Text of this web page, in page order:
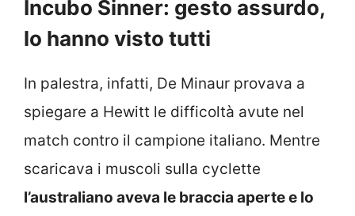
Incubo Sinner: gesto assurdo,
lo hanno visto tutti
In palestra, infatti, De Minaur provava a
spiegare a Hewitt le difficoltà avute nel
match contro il campione italiano. Mentre
scaricava i muscoli sulla cyclette
l’australiano aveva le braccia aperte e lo